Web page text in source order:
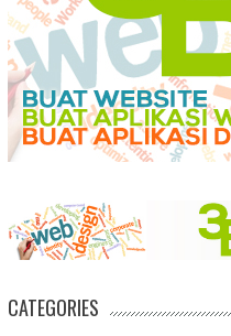
CATEGORIES